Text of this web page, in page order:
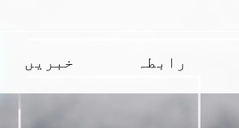
خبریں رابطہ